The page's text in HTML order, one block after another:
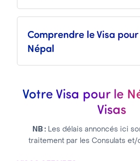
Comprendre le Visa
Népal
Votre Visa pour le
Visas
NB :Les délais annoncés ici
traitement par les Consulats et/